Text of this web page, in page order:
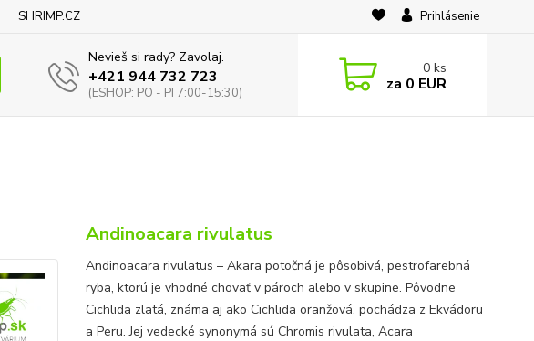
SHRIMP.CZ Prihlásenie
Nevieš si rady? Zavolaj.
+421 944 732 723
(ESHOP: PO - PI 7:00-15:30)
0 ks
za 0 EUR
Andinoacara rivulatus
Andinoacara rivulatus – Akara potočná je pôsobivá, pestrofarebná
ryba, ktorú je vhodné chovať v pároch alebo v skupine. Pôvodne
Cichlida zlatá, známa aj ako Cichlida oranžová, pochádza z Ekvádoru
a Peru. Jej vedecké synonymá sú Chromis rivulata, Acara